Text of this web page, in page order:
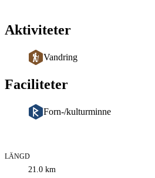
Aktiviteter
Vandring
Faciliteter
Forn-/kulturminne
Information
LÄNGD
21.0 km